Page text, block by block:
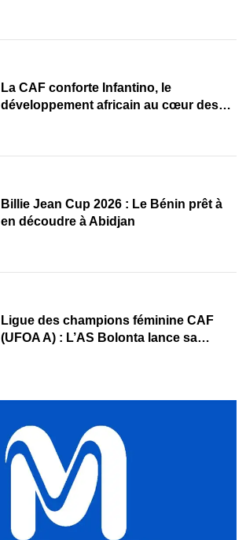
La CAF conforte Infantino, le
développement africain au cœur des
Billie Jean Cup 2026 : Le Bénin prêt à
en découdre à Abidjan
Ligue des champions féminine CAF
(UFOA A) : L’AS Bolonta lance sa